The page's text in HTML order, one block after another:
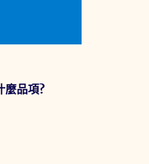
麼品項?